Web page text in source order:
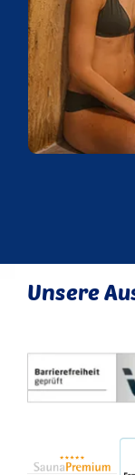
sind
Unsere